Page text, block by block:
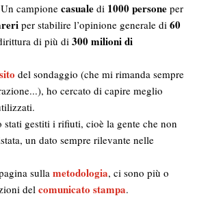
campione casuale di 1000 persone per
per stabilire l’opinione generale di 60
di più di300 milioni di
sito del sondaggio (che mi rimanda sempre
ho cercato di capire meglio
stati gestiti i rifiuti, cioè la gente che non
un dato sempre rilevante nelle
sulla metodologia, ci sono più o
del comunicato stampa.